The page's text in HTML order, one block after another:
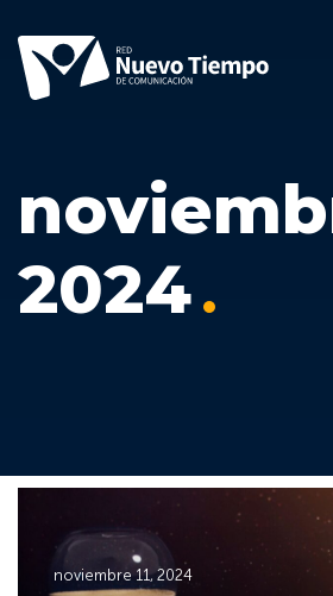
2024
noviembre 11, 2024